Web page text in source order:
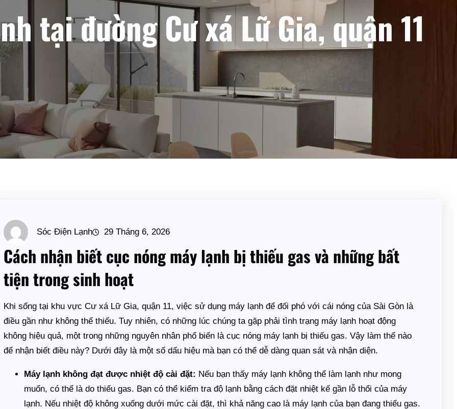
tại đường Cư xá Lữ Gia, quận 11
Sóc Điện Lạnh 29 Tháng 6, 2026
Cách nhận biết cục nóng máy lạnh bị thiếu gas và những bất
tiện trong sinh hoạt
Khi sống tại khu vực Cư xá Lữ Gia, quận 11, việc sử dụng máy lạnh để đối phó với cái nóng của Sài Gòn là
điều gần như không thể thiếu. Tuy nhiên, có những lúc chúng ta gặp phải tình trạng máy lạnh hoạt động
không hiệu quả, một trong những nguyên nhân phổ biến là cục nóng máy lạnh bị thiếu gas. Vậy làm thế nào
để nhận biết điều này? Dưới đây là một số dấu hiệu mà bạn có thể dễ dàng quan sát và nhận diện.
Máy lạnh không đạt được nhiệt độ cài đặt: Nếu bạn thấy máy lạnh không thể làm lạnh như mong
muốn, có thể là do thiếu gas. Bạn có thể kiểm tra độ lạnh bằng cách đặt nhiệt kế gần lỗ thổi của máy
lạnh. Nếu nhiệt độ không xuống dưới mức cài đặt, thì khả năng cao là máy lạnh của bạn đang thiếu gas.